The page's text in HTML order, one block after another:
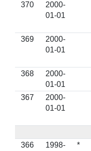
370
2000-
01-01
369
2000-
01-01
368
2000-
01-01
367
2000-
01-01
366
1998-
*